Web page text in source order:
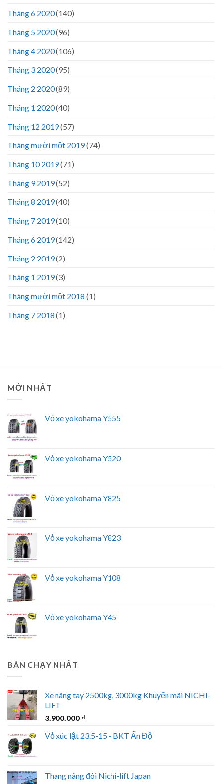
Tháng 6 2020(140)
Tháng 5 2020(96)
Tháng 4 2020(106)
Tháng 3 2020(95)
Tháng 2 2020(89)
Tháng 1 2020(40)
Tháng 12 2019(57)
Tháng mười một 2019(74)
Tháng 10 2019(71)
Tháng 9 2019(52)
Tháng 8 2019(40)
Tháng 7 2019(10)
Tháng 6 2019(142)
Tháng 2 2019(2)
Tháng 1 2019(3)
Tháng mười một 2018 (1)
Tháng 7 2018 (1)
MỚI NHẤT
Vỏ xe yokohama Y555
Vỏ xe yokohama Y520
Vỏ xe yokohama Y825
Vỏ xe yokohama Y823
Vỏ xe yokohama Y108
Vỏ xe yokohama Y45
BÁN CHẠY NHẤT
Xe nâng tay 2500kg, 3000kg Khuyến mãi NICHI-
LIFT
3.900.000 ₫
Vỏ xúc lật 23.5-15 - BKT Ấn Độ
Thang nâng đôi Nichi-lift Japan